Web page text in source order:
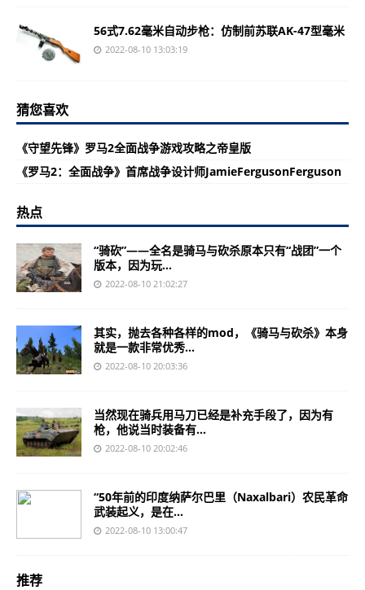
56式7.62毫米自动步枪：仿制前苏联AK-47型毫米
2022-08-10 13:03:19
猜您喜欢
《守望先锋》罗马2全面战争游戏攻略之帝皇版
《罗马2：全面战争》首席战争设计师JamieFergusonFerguson
热点
“骑砍”——全名是骑马与砍杀原本只有“战团”一个
版本，因为玩...
2022-08-10 21:02:27
其实，抛去各种各样的mod，《骑马与砍杀》本身
就是一款非常优秀...
2022-08-10 20:03:36
当然现在骑兵用马刀已经是补充手段了，因为有
枪，他说当时装备有...
2022-08-10 20:02:46
“50年前的印度纳萨尔巴里（Naxalbari）农民革命
武装起义，是在...
2022-08-10 13:00:47
推荐